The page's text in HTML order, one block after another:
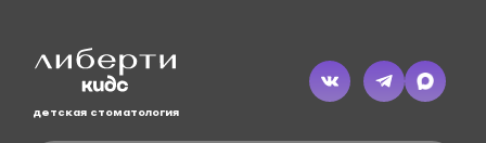
детская стоматология